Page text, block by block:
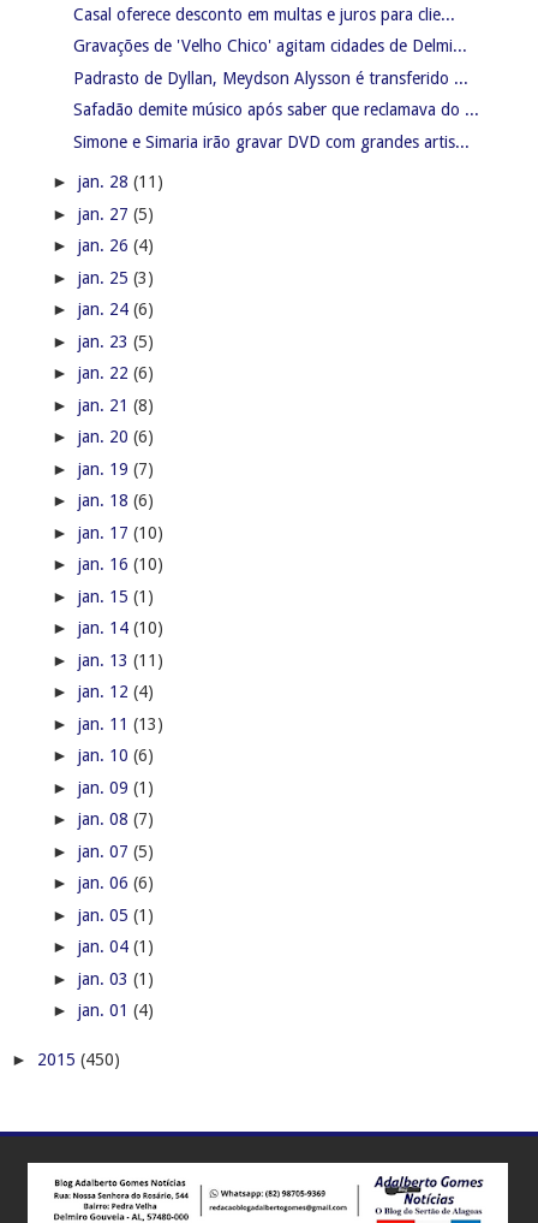
Casal oferece desconto em multas e juros para clie...
Gravações de 'Velho Chico' agitam cidades de Delmi...
Padrasto de Dyllan, Meydson Alysson é transferido ...
Safadão demite músico após saber que reclamava do ...
Simone e Simaria irão gravar DVD com grandes artis...
► jan. 28 (11)
► jan. 27 (5)
► jan. 26 (4)
► jan. 25 (3)
► jan. 24 (6)
► jan. 23 (5)
► jan. 22 (6)
► jan. 21 (8)
► jan. 20 (6)
► jan. 19 (7)
► jan. 18 (6)
► jan. 17 (10)
► jan. 16 (10)
► jan. 15 (1)
► jan. 14 (10)
► jan. 13 (11)
► jan. 12 (4)
► jan. 11 (13)
► jan. 10 (6)
► jan. 09 (1)
► jan. 08 (7)
► jan. 07 (5)
► jan. 06 (6)
► jan. 05 (1)
► jan. 04 (1)
► jan. 03 (1)
► jan. 01 (4)
► 2015 (450)